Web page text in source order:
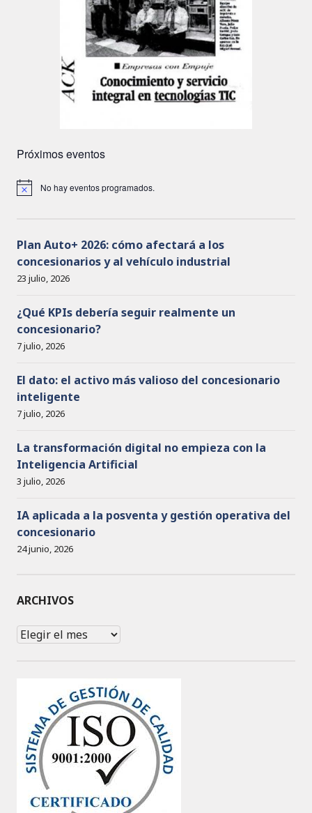
Próximos eventos
No hay eventos programados.
Plan Auto+ 2026: cómo afectará a los
concesionarios y al vehículo industrial
23 julio, 2026
¿Qué KPIs debería seguir realmente un
concesionario?
7 julio, 2026
El dato: el activo más valioso del concesionario
inteligente
7 julio, 2026
La transformación digital no empieza con la
Inteligencia Artificial
3 julio, 2026
IA aplicada a la posventa y gestión operativa del
concesionario
24 junio, 2026
ARCHIVOS
Archivos